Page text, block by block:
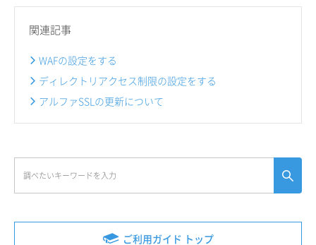
ご利用ガイド トップ
関連記事
WAFの設定をする
ディレクトリアクセス制限の設定をする
アルファSSLの更新について